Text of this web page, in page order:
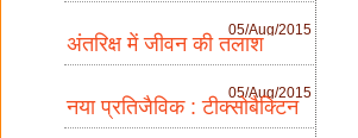
05/Aug/2015
अंतरिक्ष में जीवन की तलाश
05/Aug/2015
नया प्रतिजैविक : टीक्सोबैक्टिन